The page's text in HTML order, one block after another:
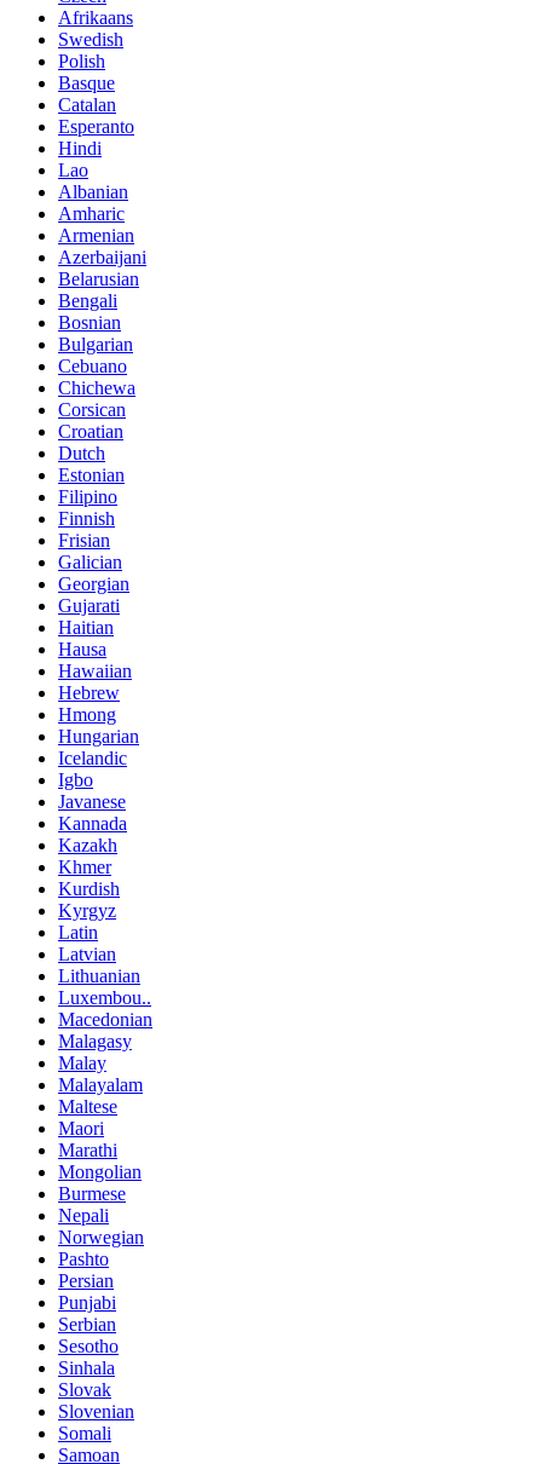
Afrikaans
Swedish
Polish
Basque
Catalan
Esperanto
Hindi
Lao
Albanian
Amharic
Armenian
Azerbaijani
Belarusian
Bengali
Bosnian
Bulgarian
Cebuano
Chichewa
Corsican
Croatian
Dutch
Estonian
Filipino
Finnish
Frisian
Galician
Georgian
Gujarati
Haitian
Hausa
Hawaiian
Hebrew
Hmong
Hungarian
Icelandic
Igbo
Javanese
Kannada
Kazakh
Khmer
Kurdish
Kyrgyz
Latin
Latvian
Lithuanian
Luxembou..
Macedonian
Malagasy
Malay
Malayalam
Maltese
Maori
Marathi
Mongolian
Burmese
Nepali
Norwegian
Pashto
Persian
Punjabi
Serbian
Sesotho
Sinhala
Slovak
Slovenian
Somali
Samoan